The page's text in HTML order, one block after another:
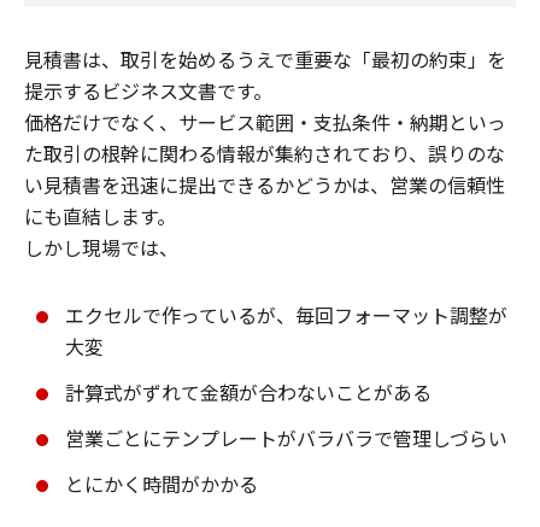
見積書は、取引を始めるうえで重要な「最初の約束」を
提示するビジネス文書です。
価格だけでなく、サービス範囲・支払条件・納期といっ
た取引の根幹に関わる情報が集約されており、誤りのな
い見積書を迅速に提出できるかどうかは、営業の信頼性
にも直結します。
しかし現場では、
エクセルで作っているが、毎回フォーマット調整が
大変
計算式がずれて金額が合わないことがある
営業ごとにテンプレートがバラバラで管理しづらい
とにかく時間がかかる